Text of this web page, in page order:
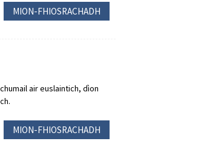
MION-FHIOSRACHADH
air euslaintich, dìon
MION-FHIOSRACHADH